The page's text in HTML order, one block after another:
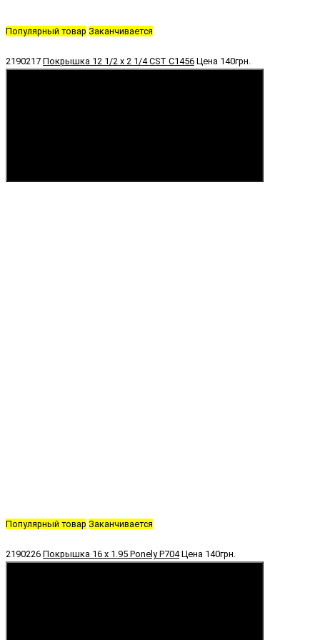
Популярный товар Заканчивается
2190217 Покрышка 12 1/2 х 2 1/4 CST C1456 Цена 140грн.
Популярный товар Заканчивается
2190226 Покрышка 16 х 1.95 Ponely P704 Цена 140грн.